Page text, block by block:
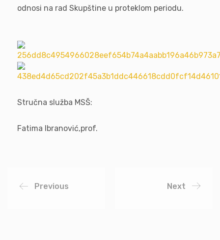
odnosi na rad Skupštine u proteklom periodu.
Stručna služba MSŠ:
Fatima Ibranović,prof.
Previous Next